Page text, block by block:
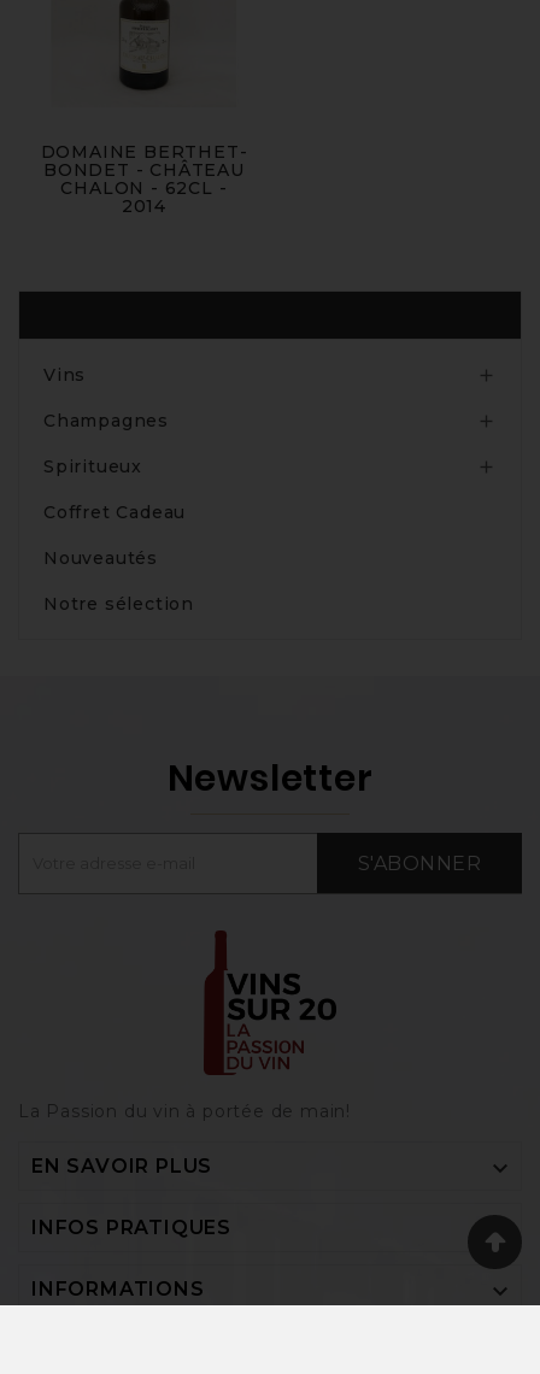
DOMAINE BERTHET-
BONDET - CHÂTEAU
CHALON - 62CL -
2014
Vins 
Champagnes 
Spiritueux 
Coffret Cadeau
Nouveautés
Notre sélection
Newsletter
S'ABONNER
La Passion du vin à portée de main‎!
EN SAVOIR PLUS 
INFOS PRATIQUES 
INFORMATIONS 